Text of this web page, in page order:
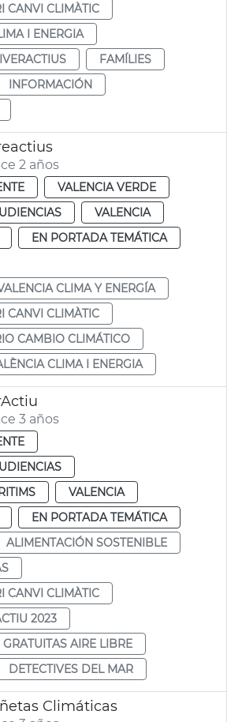
CANVI CLIMÀTIC
I ENERGIA
FAMÍLIES
INFORMACIÓN
2 años
VALENCIA VERDE
VALENCIA
EN PORTADA TEMÁTICA
CLIMA Y ENERGÍA
CANVI CLIMÀTIC
CAMBIO CLIMÁTICO
CLIMA I ENERGIA
3 años
VALENCIA
EN PORTADA TEMÁTICA
ALIMENTACIÓN SOSTENIBLE
CANVI CLIMÀTIC
2023
AIRE LIBRE
DETECTIVES DEL MAR
Climáticas